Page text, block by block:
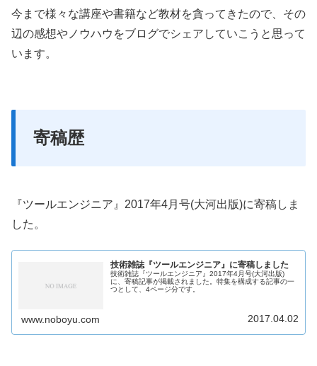
今まで様々な講座や書籍など教材を貪ってきたので、その
辺の感想やノウハウをブログでシェアしていこうと思って
います。
寄稿歴
『ツールエンジニア』2017年4月号(大河出版)に寄稿しま
した。
技術雑誌『ツールエンジニア』に寄稿しました
技術雑誌『ツールエンジニア』2017年4月号(大河出版)
に、寄稿記事が掲載されました。特集を構成する記事の一
つとして、4ページ分です。
www.noboyu.com 2017.04.02